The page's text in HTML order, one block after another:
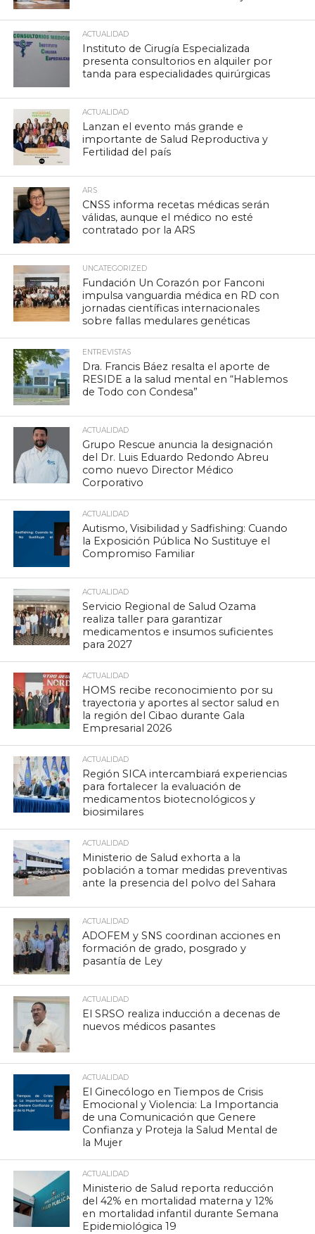
ACTUALIDAD
Instituto de Cirugía Especializada
presenta consultorios en alquiler por
tanda para especialidades quirúrgicas
ACTUALIDAD
Lanzan el evento más grande e
importante de Salud Reproductiva y
Fertilidad del país
ARS
CNSS informa recetas médicas serán
válidas, aunque el médico no esté
contratado por la ARS
UNCATEGORIZED
Fundación Un Corazón por Fanconi
impulsa vanguardia médica en RD con
jornadas científicas internacionales
sobre fallas medulares genéticas
ENTREVISTAS
Dra. Francis Báez resalta el aporte de
RESIDE a la salud mental en “Hablemos
de Todo con Condesa”
ACTUALIDAD
Grupo Rescue anuncia la designación
del Dr. Luis Eduardo Redondo Abreu
como nuevo Director Médico
Corporativo
ACTUALIDAD
Autismo, Visibilidad y Sadfishing: Cuando
la Exposición Pública No Sustituye el
Compromiso Familiar
ACTUALIDAD
Servicio Regional de Salud Ozama
realiza taller para garantizar
medicamentos e insumos suficientes
para 2027
ACTUALIDAD
HOMS recibe reconocimiento por su
trayectoria y aportes al sector salud en
la región del Cibao durante Gala
Empresarial 2026
ACTUALIDAD
Región SICA intercambiará experiencias
para fortalecer la evaluación de
medicamentos biotecnológicos y
biosimilares
ACTUALIDAD
Ministerio de Salud exhorta a la
población a tomar medidas preventivas
ante la presencia del polvo del Sahara
ACTUALIDAD
ADOFEM y SNS coordinan acciones en
formación de grado, posgrado y
pasantía de Ley
ACTUALIDAD
El SRSO realiza inducción a decenas de
nuevos médicos pasantes
ACTUALIDAD
El Ginecólogo en Tiempos de Crisis
Emocional y Violencia: La Importancia
de una Comunicación que Genere
Confianza y Proteja la Salud Mental de
la Mujer
ACTUALIDAD
Ministerio de Salud reporta reducción
del 42% en mortalidad materna y 12%
en mortalidad infantil durante Semana
Epidemiológica 19